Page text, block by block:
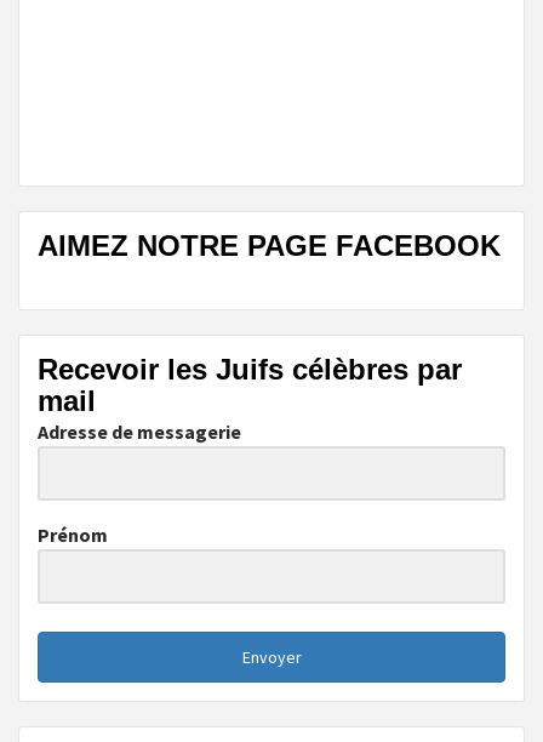
AIMEZ NOTRE PAGE FACEBOOK
Recevoir les Juifs célèbres par
mail
Adresse de messagerie
Prénom
Envoyer